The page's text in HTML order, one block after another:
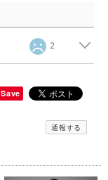
2
Save
通報する